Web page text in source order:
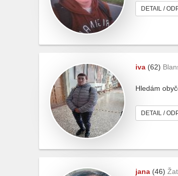
DETAIL /
iva (62)
Hledám
DETAIL /
jana (46)